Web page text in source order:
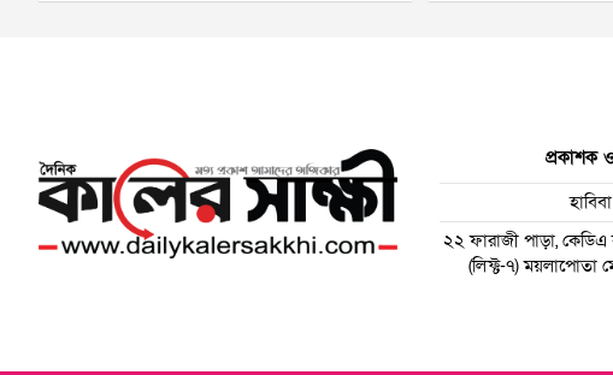
প্রকাশক
২২ ফারাজী পাড়া, কেডিএ
(লিফ্ট-৭) ময়লাপোতা